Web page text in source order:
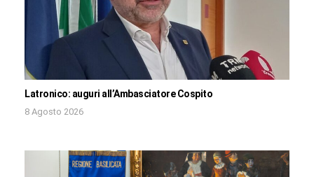
Latronico: auguri all’Ambasciatore Cospito
8 Agosto 2026